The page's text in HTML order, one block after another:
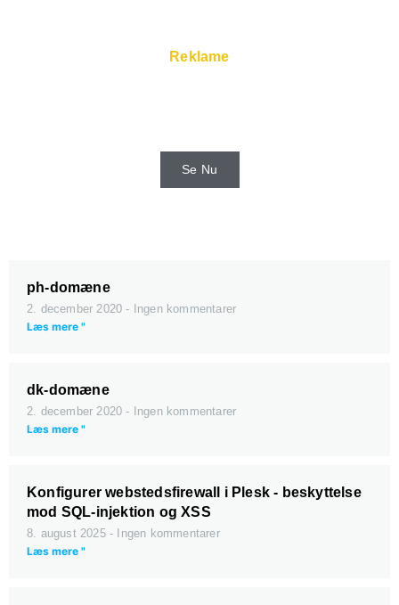
Reklame
Se Nu
ph-domæne
2. december 2020
Ingen kommentarer
Læs mere "
dk-domæne
2. december 2020
Ingen kommentarer
Læs mere "
Konfigurer webstedsfirewall i Plesk - beskyttelse
mod SQL-injektion og XSS
8. august 2025
Ingen kommentarer
Læs mere "